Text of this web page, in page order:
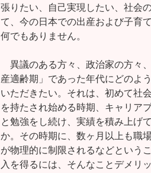
張りたい、自己実現したい、社会
て、今の日本での出産および子育
何でもありません。
異議のある方々、政治家の方々
産適齢期」であった年代にどのよ
いただきたい。それは、初めて社
を持たされ始める時期、キャリア
と勉強をし続け、実績を積み上げ
か。その時期に、数ヶ月以上も職
が物理的に制限されるなどという
入を得るには、そんなことデメリ